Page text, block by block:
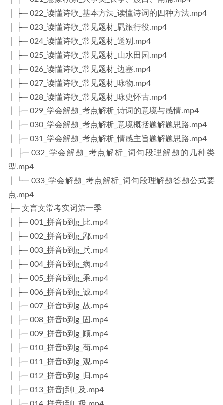
│ ├─ 022_读懂诗歌_基本方法_读懂诗词的四种方法.mp4
│ ├─ 023_读懂诗歌_常见题材_羁旅行役.mp4
│ ├─ 024_读懂诗歌_常见题材_送别.mp4
│ ├─ 025_读懂诗歌_常见题材_山水田园.mp4
│ ├─ 026_读懂诗歌_常见题材_边塞.mp4
│ ├─ 027_读懂诗歌_常见题材_咏物.mp4
│ ├─ 028_读懂诗歌_常见题材_咏史怀古.mp4
│ ├─ 029_学会解题_考点解析_诗词的意境与感情.mp4
│ ├─ 030_学会解题_考点解析_意境概括题解题思路.mp4
│ ├─ 031_学会解题_考点解析_情感主旨题解题思路.mp4
│ ├─ 032_学会解题_考点解析_词句段理解题的几种类
型.mp4
│ └─ 033_学会解题_考点解析_词句段理解题答题公式要
点.mp4
├─ 文言文常考实词第一季
│ ├─ 001_拼音b到g_比.mp4
│ ├─ 002_拼音b到g_鄙.mp4
│ ├─ 003_拼音b到g_兵.mp4
│ ├─ 004_拼音b到g_病.mp4
│ ├─ 005_拼音b到g_乘.mp4
│ ├─ 006_拼音b到g_诚.mp4
│ ├─ 007_拼音b到g_故.mp4
│ ├─ 008_拼音b到g_固.mp4
│ ├─ 009_拼音b到g_顾.mp4
│ ├─ 010_拼音b到g_苟.mp4
│ ├─ 011_拼音b到g_观.mp4
│ ├─ 012_拼音b到g_归.mp4
│ ├─ 013_拼音j到l_及.mp4